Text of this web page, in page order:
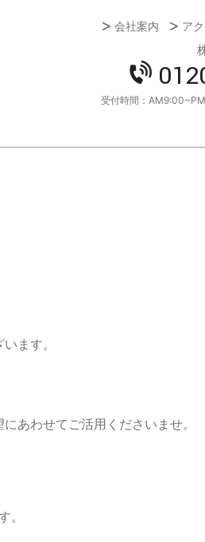
会社案内
ア
受付時間：
ます。
あわせてご活用くださいませ。
。